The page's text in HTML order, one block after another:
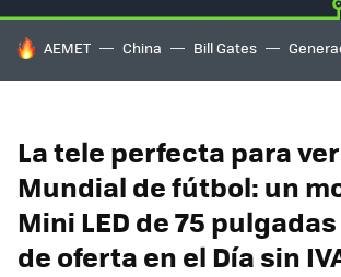
HOY SE HABLA DE
AEMET China Bill Gates
La tele perfecta para
Mundial de fútbol: un
Mini LED de 75
de oferta en el Día sin